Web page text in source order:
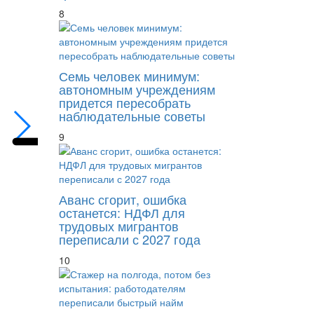
Производитель эмблем Mercedes объявил
8
Семь человек минимум:
автономным учреждениям
придется пересобрать
наблюдательные советы
9
Аванс сгорит, ошибка
останется: НДФЛ для
трудовых мигрантов
переписали с 2027 года
10